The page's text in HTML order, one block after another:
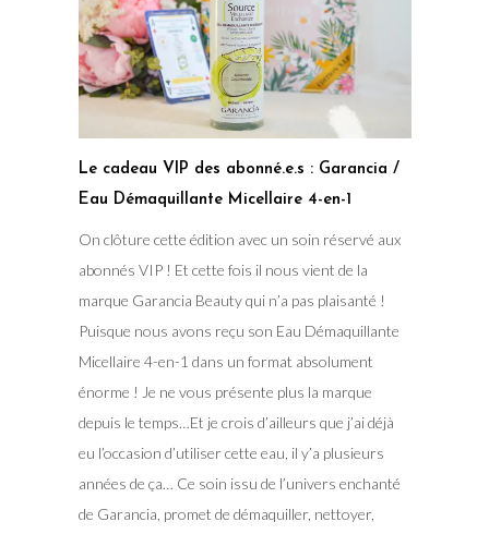
Le cadeau VIP des abonné.e.s : Garancia /
Eau Démaquillante Micellaire 4-en-1
On clôture cette édition avec un soin réservé aux
abonnés VIP ! Et cette fois il nous vient de la
marque Garancia Beauty qui n’a pas plaisanté !
Puisque nous avons reçu son Eau Démaquillante
Micellaire 4-en-1 dans un format absolument
énorme ! Je ne vous présente plus la marque
depuis le temps…Et je crois d’ailleurs que j’ai déjà
eu l’occasion d’utiliser cette eau, il y’a plusieurs
années de ça… Ce soin issu de l’univers enchanté
de Garancia, promet de démaquiller, nettoyer,